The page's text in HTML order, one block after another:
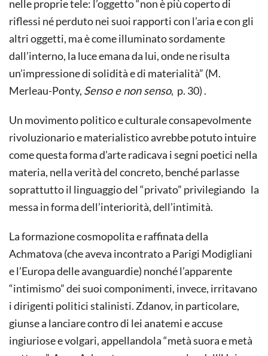
nelle proprie tele: l’oggetto “non è più coperto di
riflessi né perduto nei suoi rapporti con l’aria e con gli
altri oggetti, ma è come illuminato sordamente
dall’interno, la luce emana da lui, onde ne risulta
un’impressione di solidità e di materialità” (M.
Merleau-Ponty, Senso e non senso, p. 30) .
Un movimento politico e culturale consapevolmente
rivoluzionario e materialistico avrebbe potuto intuire
come questa forma d’arte radicava i segni poetici nella
materia, nella verità del concreto, benché parlasse
soprattutto il linguaggio del “privato” privilegiando la
messa in forma dell’interiorità, dell’intimità.
La formazione cosmopolita e raffinata della
Achmatova (che aveva incontrato a Parigi Modigliani
e l’Europa delle avanguardie) nonché l’apparente
“intimismo” dei suoi componimenti, invece, irritavano
i dirigenti politici stalinisti. Zdanov, in particolare,
giunse a lanciare contro di lei anatemi e accuse
ingiuriose e volgari, appellandola “metà suora e metà